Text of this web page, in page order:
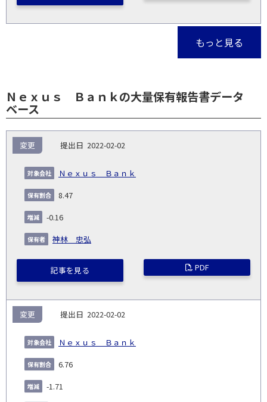
もっと見る
Ｎｅｘｕｓ Ｂａｎｋの大量保有報告書データ
ベース
NO.
告
義
務
発
生
日
出
コー
象
業
2022-02-02
Ｎｅｘｕｓ Ｂａｎｋ
変更
8.47
-0.16
神林 忠弘
記事を見る PDF
2022-02-02
Ｎｅｘｕｓ Ｂａｎｋ
変更
6.76
-1.71